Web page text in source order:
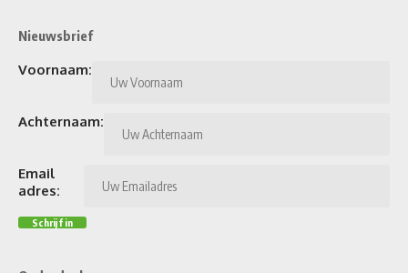
Nieuwsbrief
Voornaam:
Achternaam:
Email
adres: